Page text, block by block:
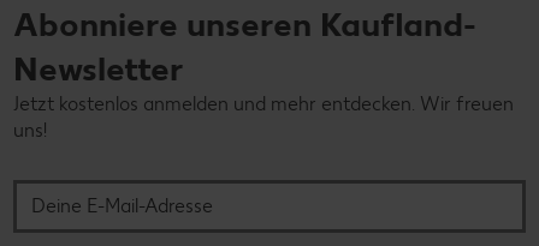
Abonniere unseren Kaufland-
Newsletter
Jetzt kostenlos anmelden und mehr entdecken. Wir freuen
uns!